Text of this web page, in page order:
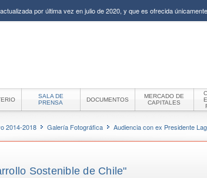
por última vez en julio de 2020, y que es ofrecida
SALA DE
PRENSA
DOCUMENTOS
MERCADO DE
CAPITALES
2014-2018 Galería Fotográfica Audiencia con ex Presidente
Sostenible de Chile"